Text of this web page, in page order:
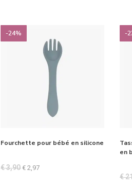
-24%
Fourchette pour bébé en silicone
€3,90 € 2,97
-
en
€